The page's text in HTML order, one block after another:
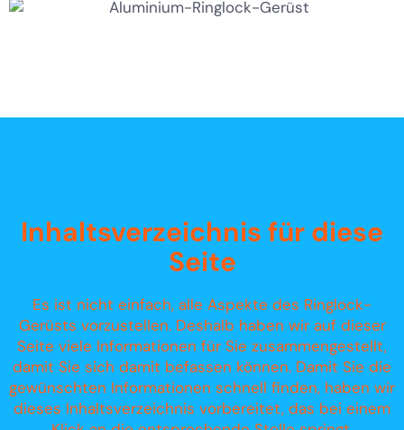
Inhaltsverzeichnis für diese
Seite
Es ist nicht einfach, alle Aspekte des Ringlock-
Gerüsts vorzustellen. Deshalb haben wir auf dieser
Seite viele Informationen für Sie zusammengestellt,
damit Sie sich damit befassen können. Damit Sie die
gewünschten Informationen schnell finden, haben wir
dieses Inhaltsverzeichnis vorbereitet, das bei einem